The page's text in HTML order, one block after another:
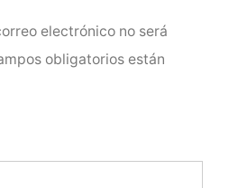
electrónico no será
obligatorios están